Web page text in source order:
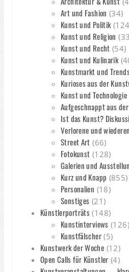
Art und Fashion (34)
Kunst und Politik
Kunst und Religion
Kunst und Recht (54)
Kunst und Kulinarik
Kunstmarkt und
Kurioses aus der
Kunst und Technologie
Aufgeschnappt aus
Ist das Kunst?
Verlorene und
Street Art (66)
Fotokunst (128)
Galerien und
Kurz und Knapp (855)
Personalien (18)
Sonstiges (21)
Künstlerporträts (148)
Kunstinterviews (126)
Kunstfälscher(5)
Kunstwerk der Woche (12)
Open Calls für Künstler (4)